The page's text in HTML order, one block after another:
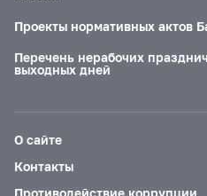
Проекты нормативных актов
Перечень нерабочих
выходных дней
О сайте
Контакты
Противодействие коррупции